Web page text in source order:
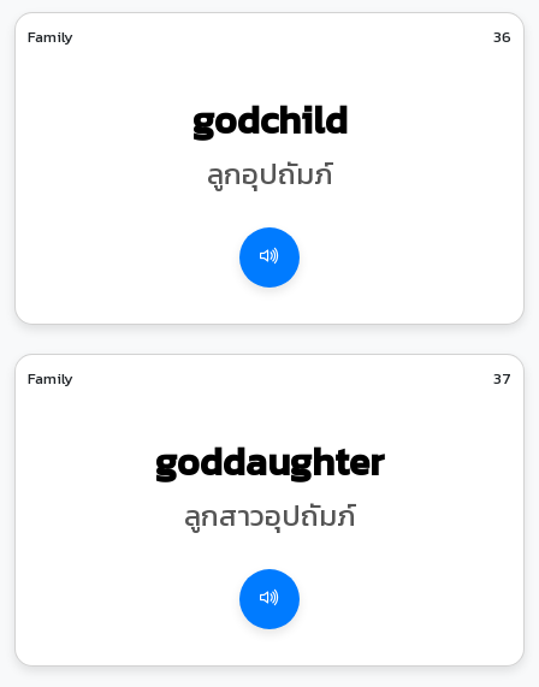
Family 36
godchild
ลูกอุปถัมภ์
Family 37
goddaughter
ลูกสาวอุปถัมภ์